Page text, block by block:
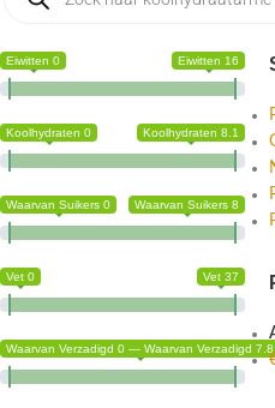
Eiwitten 0 Eiwitten 16
Koolhydraten 0 Koolhydraten 8.1
Waarvan Suikers 0 Waarvan Suikers 8
Vet 0 Vet 37
Waarvan Verzadigd 0 — Waarvan Verzadigd 7.8